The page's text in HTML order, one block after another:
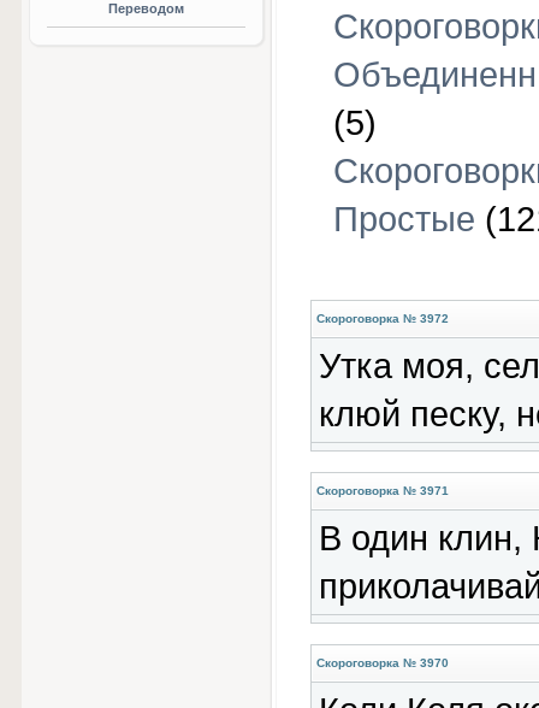
Переводом
(5)
Простые
Скороговорка № 3972
Утка моя,
клюй песку,
Скороговорка № 3971
В один клин,
Скороговорка № 3970